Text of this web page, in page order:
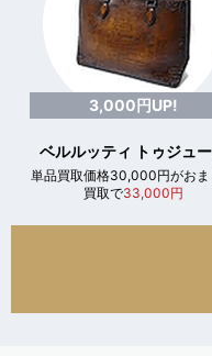
3,000円UP!
ベルルッティ トゥジュ
単品買取価格30,000円がおま
買取で33,000円